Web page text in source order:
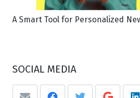
A Smart Tool for Personalized
SOCIAL MEDIA